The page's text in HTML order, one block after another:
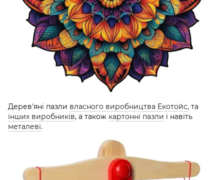
Дерев'яні пазли власного виробництва Екотойс, та
інших виробників, а також картонні пазли і навіть
металеві.